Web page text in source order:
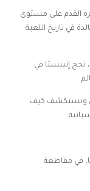
القدم على مستوى
في تاريخ اللعبة
نجح إنييستا في
ونستكشف كيف
في مقاطعة